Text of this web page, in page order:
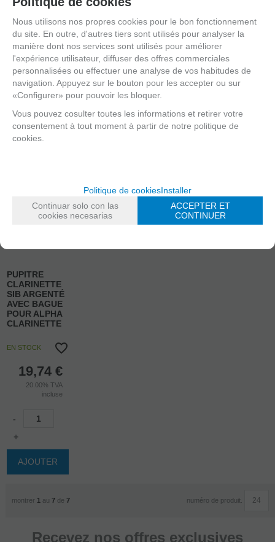
+
AJOUTER
+
AJOUTER
+
AJOUTER
PUPITRE
CLARINETTE
SIB ARGENTÉ
AVEC BAGUE
POUR ALPHA
CLARINETTE
EN STOCK
19,74 €
20.00%TVA
incluse
-
+
AJOUTER
montrer 1 au 7de 7 numéro de produit.
Recevez nos offres exclusives
Nous utilisons nos propres cookies pour le bon fonctionnement
du site. En outre, d'autres tiers sont utilisés pour analyser la
manière dont nos services sont utilisés pour améliorer
l'expérience utilisateur, diffuser des offres commerciales
personnalisées ou effectuer une analyse de vos habitudes de
navigation. Appuyez sur le bouton pour les accepter ou sur
«Configurer» pour pouvoir les bloquer.
Vous pouvez cosulter toutes les informations et retirer votre
consentement à tout moment à partir de notre politique de
cookies.
Politique de cookiesInstaller
Continuar solo con las
cookies necesarias
ACCEPTER ET
CONTINUER